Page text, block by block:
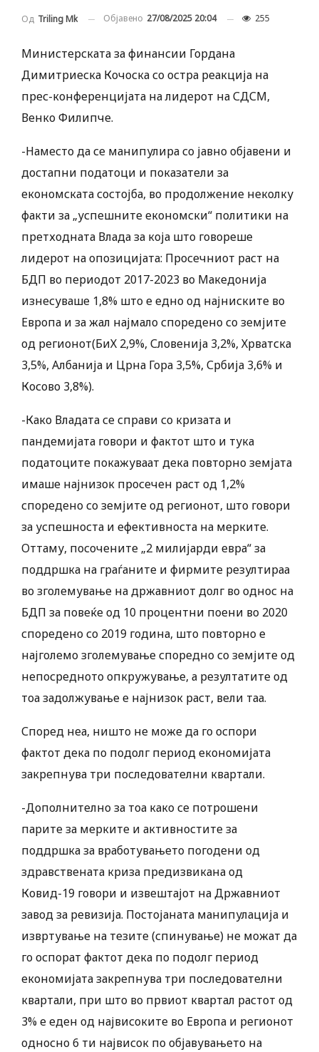
Од Triling Mk Објавено 27/08/2025 20:04 255
Министерската за финансии Гордана
Димитриеска Кочоска со остра реакција на
прес-конференцијата на лидерот на СДСМ,
Венко Филипче.
-Наместо да се манипулира со јавно објавени и
достапни податоци и показатели за
економската состојба, во продолжение неколку
факти за „успешните економски“ политики на
претходната Влада за која што говореше
лидерот на опозицијата: Просечниот раст на
БДП во периодот 2017-2023 во Македонија
изнесуваше 1,8% што е едно од наjниските во
Европа и за жал најмало споредено со земјите
од регионот(БиХ 2,9%, Словенија 3,2%, Хрватска
3,5%, Албанија и Црна Гора 3,5%, Србија 3,6% и
Косово 3,8%).
-Како Владата се справи со кризата и
пандемијата говори и фактот што и тука
податоците покажуваат дека повторно земјата
имаше најнизок просечен раст од 1,2%
споредено со земјите од регионот, што говори
за успешноста и ефективноста на мерките.
Оттаму, посочените „2 милијарди евра“ за
поддршка на граѓаните и фирмите резултираа
во зголемување на државниот долг во однос на
БДП за повеќе од 10 процентни поени во 2020
споредено со 2019 година, што повторно е
најголемо зголемување споредно со земјите од
непосредното опкружување, а резултатите од
тоа задолжување е најнизок раст, вели таа.
Според неа, ништо не може да го оспори
фактот дека по подолг период економијата
закрепнува три последователни квартали.
-Дополнително за тоа како се потрошени
парите за мерките и активностите за
поддршка за вработувањето погодени од
здравствената криза предизвикана од
Ковид-19 говори и извештајот на Државниот
завод за ревизија. Постојаната манипулација и
извртување на тезите (спинување) не можат да
го оспорат фактот дека по подолг период
економијата закрепнува три последователни
квартали, при што во првиот квартал растот од
3% е еден од највисоките во Европа и регионот
односно 6 ти највисок по објавувањето на